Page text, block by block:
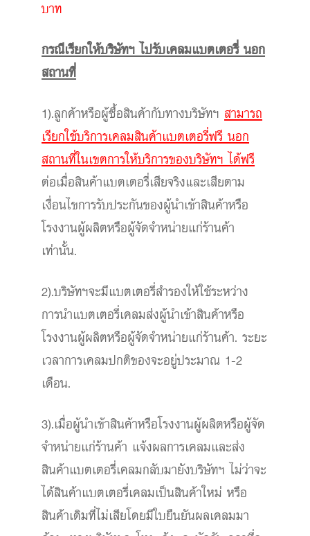
บาท
กรณีเรียกให้บริษัทฯ ไปรับเคลมแบตเตอรี่ นอก
สถานที่
1).ลูกค้าหรือผู้ซื้อสินค้ากับทางบริษัทฯ สามารถ
เรียกใช้บริการเคลมสินค้าแบตเตอรี่ฟรี นอก
สถานที่ในเขตการให้บริการของบริษัทฯ ได้ฟรี
ต่อเมื่อสินค้าแบตเตอรี่เสียจริงและเสียตาม
เงื่อนไขการรับประกันของผู้นำเข้าสินค้าหรือ
โรงงานผู้ผลิตหรือผู้จัดจำหน่ายแก่ร้านค้า
เท่านั้น.
2).บริษัทฯจะมีแบตเตอรี่สำรองให้ใช้ระหว่าง
การนำแบตเตอรี่เคลมส่งผู้นำเข้าสินค้าหรือ
โรงงานผู้ผลิตหรือผู้จัดจำหน่ายแก่ร้านค้า. ระยะ
เวลาการเคลมปกติของจะอยู่ประมาณ 1-2
เดือน.
3).เมื่อผู้นำเข้าสินค้าหรือโรงงานผู้ผลิตหรือผู้จัด
จำหน่ายแก่ร้านค้า แจ้งผลการเคลมและส่ง
สินค้าแบตเตอรี่เคลมกลับมายังบริษัทฯ ไม่ว่าจะ
ได้สินค้าแบตเตอรี่เคลมเป็นสินค้าใหม่ หรือ
สินค้าเดิมที่ไม่เสียโดยมีใบยืนยันผลเคลมมา